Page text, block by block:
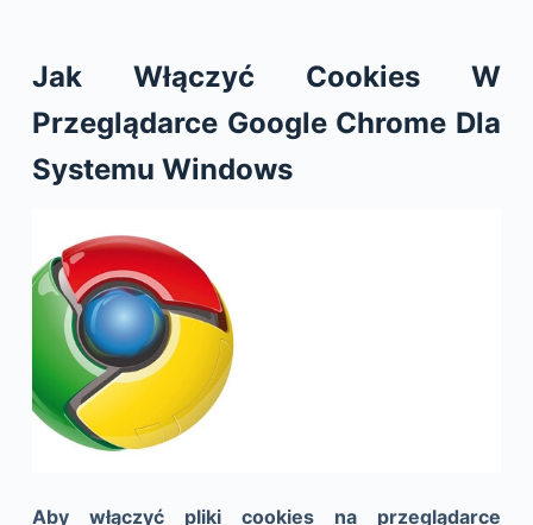
Jak Włączyć Cookies W
Przeglądarce Google Chrome Dla
Systemu Windows
Aby włączyć pliki cookies na przeglądarce